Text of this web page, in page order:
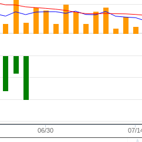
06/30 07/